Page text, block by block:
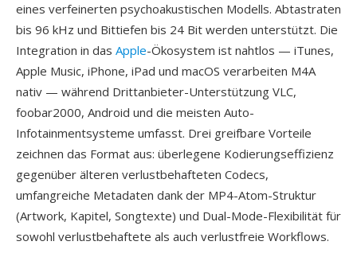
eines verfeinerten psychoakustischen Modells. Abtastraten
bis 96 kHz und Bittiefen bis 24 Bit werden unterstützt. Die
Integration in das Apple-Ökosystem ist nahtlos — iTunes,
Apple Music, iPhone, iPad und macOS verarbeiten M4A
nativ — während Drittanbieter-Unterstützung VLC,
foobar2000, Android und die meisten Auto-
Infotainmentsysteme umfasst. Drei greifbare Vorteile
zeichnen das Format aus: überlegene Kodierungseffizienz
gegenüber älteren verlustbehafteten Codecs,
umfangreiche Metadaten dank der MP4-Atom-Struktur
(Artwork, Kapitel, Songtexte) und Dual-Mode-Flexibilität für
sowohl verlustbehaftete als auch verlustfreie Workflows.